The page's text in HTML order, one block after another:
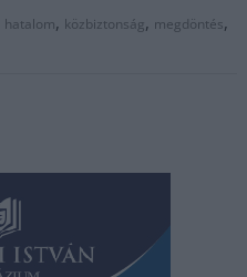
hatalom, közbiztonság, megdöntés,